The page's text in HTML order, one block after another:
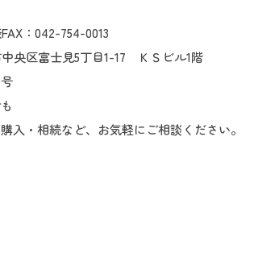
：042-754-0013
央区富士見5丁目1-17 ＫＳビル1階
入・相続など、お気軽にご相談ください。